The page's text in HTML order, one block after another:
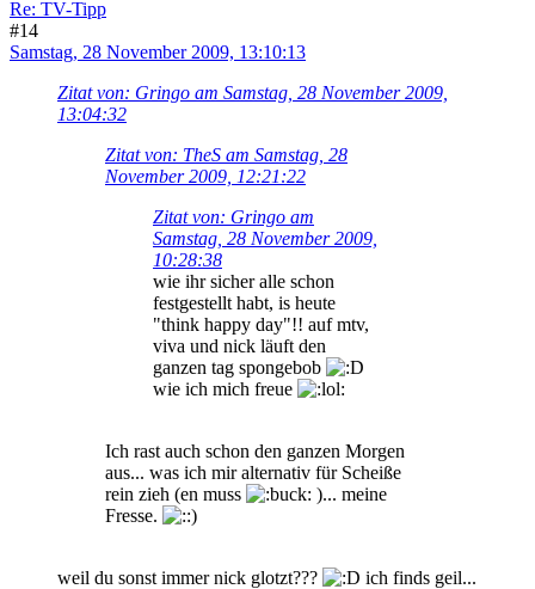
Re: TV-Tipp
#14
Samstag, 28 November 2009, 13:10:13
Zitat von: Gringo am Samstag, 28 November 2009,
13:04:32
Zitat von: TheS am Samstag, 28
November 2009, 12:21:22
Zitat von: Gringo am
Samstag, 28 November 2009,
10:28:38
wie ihr sicher alle schon
festgestellt habt, is heute
"think happy day"!! auf mtv,
viva und nick läuft den
ganzen tag spongebob
wie ich mich freue
Ich rast auch schon den ganzen Morgen
aus... was ich mir alternativ für Scheiße
rein zieh (en muss
)... meine
Fresse.
weil du sonst immer nick glotzt??? ich finds geil...